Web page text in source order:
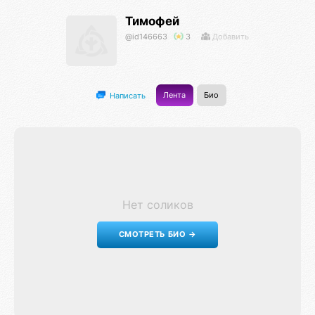
Тимофей
@id146663 3 Добавить
Написать Лента Био
Нет соликов
СМОТРЕТЬ БИО →